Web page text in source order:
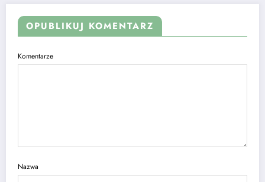
OPUBLIKUJ KOMENTARZ
Komentarze
Nazwa